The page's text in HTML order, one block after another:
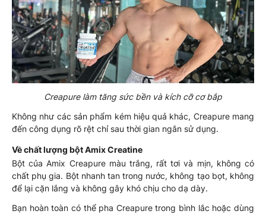
Creapure làm tăng sức bền và kích cỡ cơ bắp
Không như các sản phẩm kém hiệu quả khác, Creapure mang
đến công dụng rõ rệt chỉ sau thời gian ngắn sử dụng.
Về chất lượng bột Amix Creatine
Bột của Amix Creapure màu trắng, rất tơi và mịn, không có
chất phụ gia. Bột nhanh tan trong nước, không tạo bọt, không
để lại cặn lắng và không gây khó chịu cho dạ dày.
Bạn hoàn toàn có thể pha Creapure trong bình lắc hoặc dùng